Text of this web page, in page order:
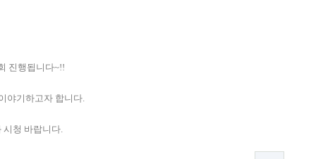
진행됩니다~!!
야기하고자 합니다.
시청 바랍니다.